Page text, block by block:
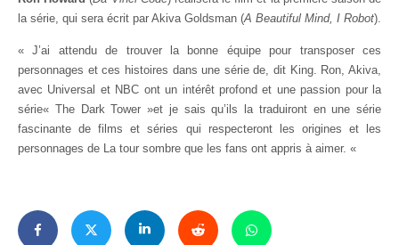
la série, qui sera écrit par Akiva Goldsman (A Beautiful Mind, I Robot).
« J’ai attendu de trouver la bonne équipe pour transposer ces
personnages et ces histoires dans une série de, dit King. Ron, Akiva,
avec Universal et NBC ont un intérêt profond et une passion pour la
série« The Dark Tower »et je sais qu’ils la traduiront en une série
fascinante de films et séries qui respecteront les origines et les
personnages de La tour sombre que les fans ont appris à aimer. «